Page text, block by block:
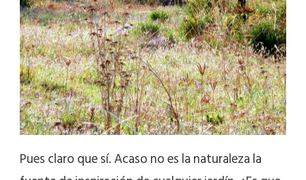
Pues claro que sí. Acaso no es la naturaleza la